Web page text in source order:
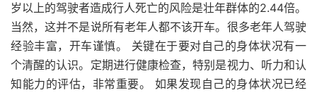
岁以上的驾驶者造成行人死亡的风险是壮年群体的2.44倍。
当然，这并不是说所有老年人都不该开车。很多老年人驾驶
经验丰富，开车谨慎。 关键在于要对自己的身体状况有一
个清醒的认识。定期进行健康检查，特别是视力、听力和认
知能力的评估，非常重要。 如果发现自己的身体状况已经